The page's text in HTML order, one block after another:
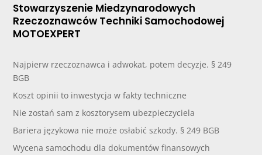
Stowarzyszenie Miedzynarodowych
Rzeczoznawców Techniki Samochodowej
MOTOEXPERT
Najpierw rzeczoznawca i adwokat, potem decyzje. § 249
BGB
Koszt opinii to inwestycja w fakty techniczne
Nie zostań sam z kosztorysem ubezpieczyciela
Bariera językowa nie może osłabić szkody. § 249 BGB
Wycena samochodu dla dokumentów finansowych